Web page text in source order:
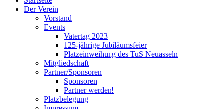
Der Verein
Vorstand
Events
Vatertag 2023
125-jährige Jubiläumsfeier
Platzeinweihung des TuS Neuasseln
Mitgliedschaft
Partner/Sponsoren
Sponsoren
Partner werden!
Platzbelegung